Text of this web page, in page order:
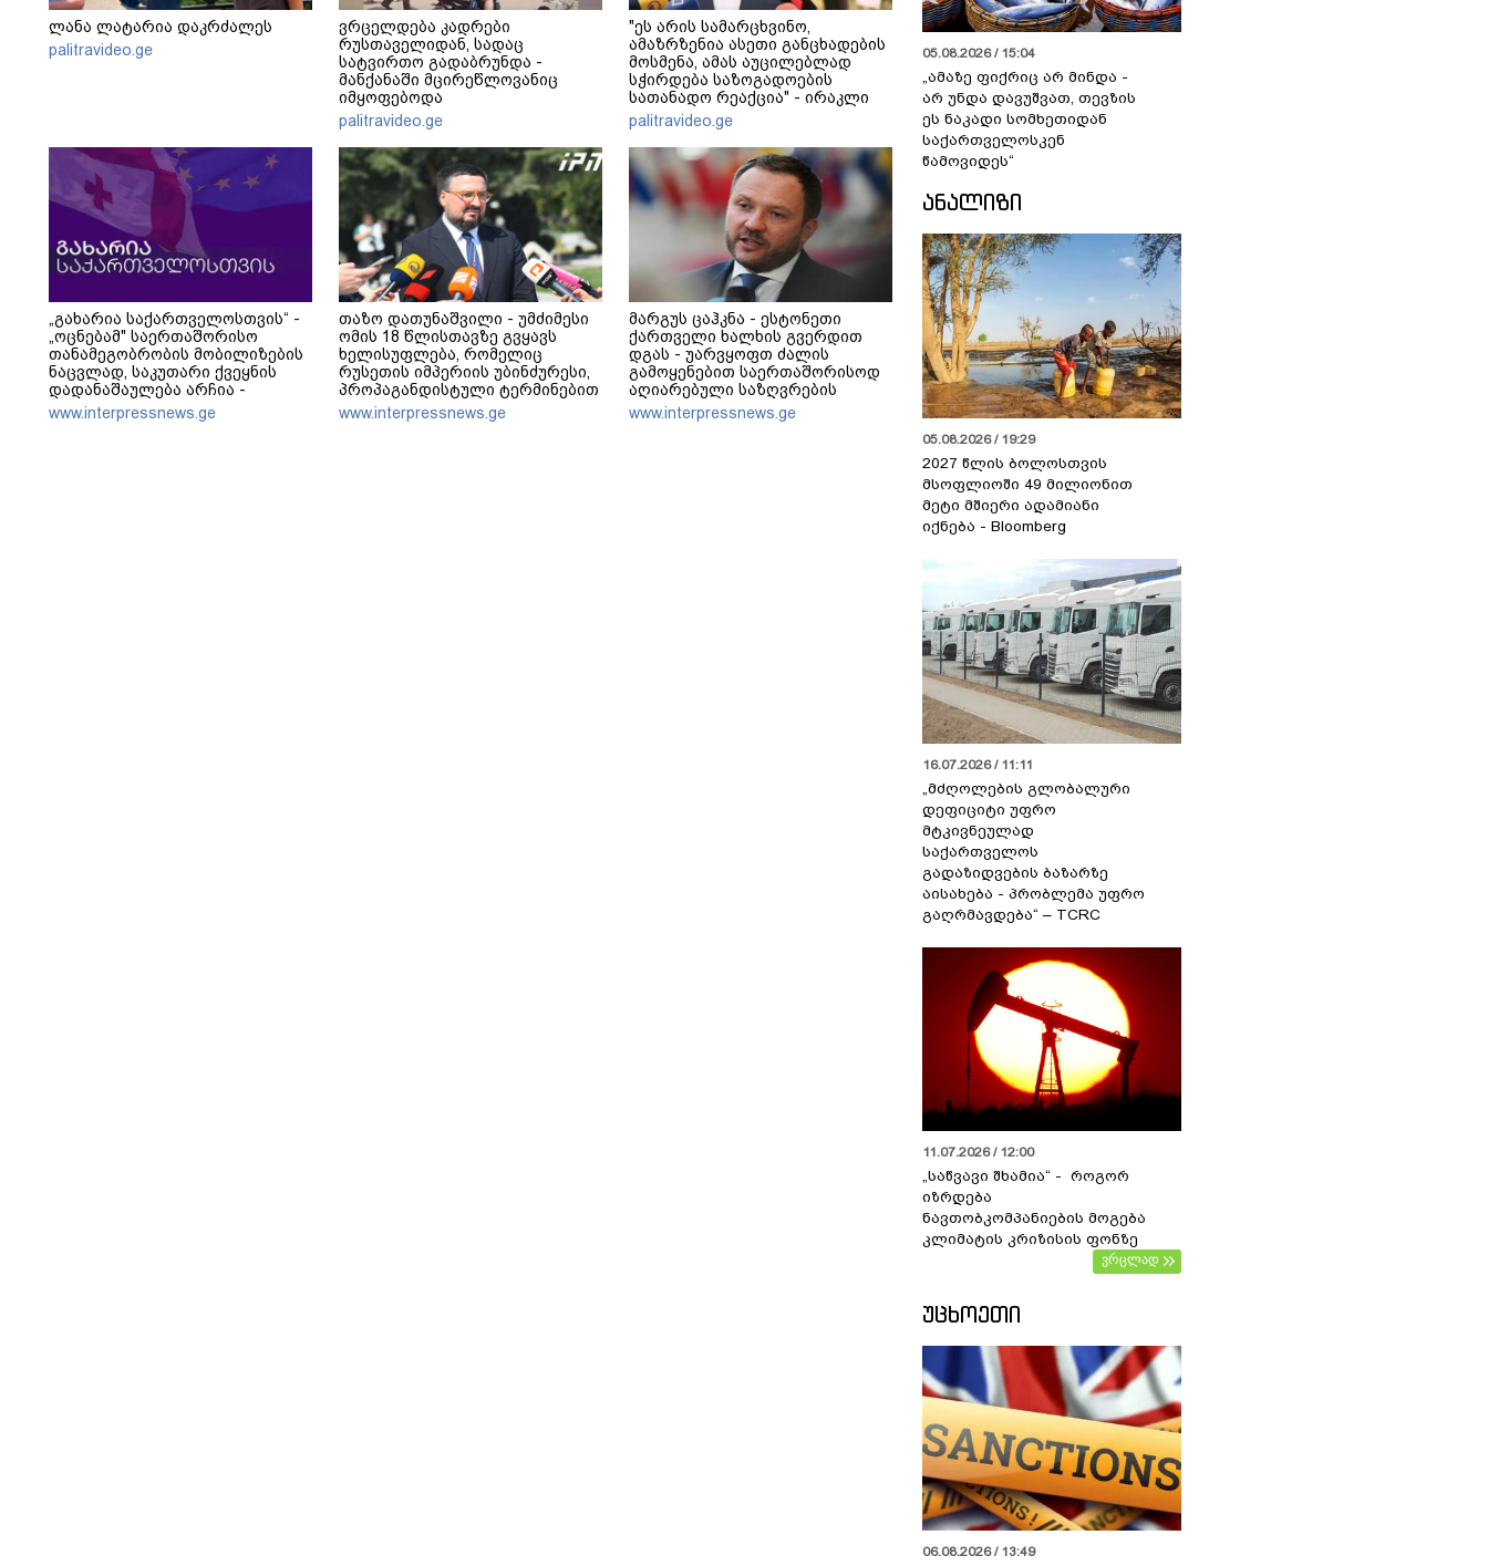
ლანა ლატარია დაკრძალეს
palitravideo.ge
ვრცელდება კადრები
რუსთაველიდან, სადაც
სატვირთო გადაბრუნდა -
მანქანაში მცირეწლოვანიც
იმყოფებოდა
palitravideo.ge
"ეს არის სამარცხვინო,
ამაზრზენია ასეთი განცხადების
მოსმენა, ამას აუცილებლად
სჭირდება საზოგადოების
სათანადო რეაქცია" - ირაკლი
კობახიძე
palitravideo.ge
„გახარია საქართველოსთვის“ -
„ოცნებამ" საერთაშორისო
თანამეგობრობის მობილიზების
ნაცვლად, საკუთარი ქვეყნის
დადანაშაულება არჩია -
ცინიკურია, რომ ოკუპაციასა და
ოკუპაციის მსხვერპლ
www.interpressnews.ge
თაზო დათუნაშვილი - უმძიმესი
ომის 18 წლისთავზე გვყავს
ხელისუფლება, რომელიც
რუსეთის იმპერიის უბინძურესი,
პროპაგანდისტული ტერმინებით
ემუქრება მოქალაქეებს ციხით,
რომ არ უყვართ მტერი - ჩვენ
www.interpressnews.ge
მარგუს ცაჰკნა - ესტონეთი
ქართველი ხალხის გვერდით
დგას - უარვყოფთ ძალის
გამოყენებით საერთაშორისოდ
აღიარებული საზღვრების
შეცვლის ნებისმიერ მცდელობას
www.interpressnews.ge
05.08.2026 / 15:04
„ამაზე ფიქრიც არ მინდა -
არ უნდა დავუშვათ, თევზის
ეს ნაკადი სომხეთიდან
საქართველოსკენ
წამოვიდეს“
ᲐᲜᲐᲚᲘᲖᲘ
05.08.2026 / 19:29
2027 წლის ბოლოსთვის
მსოფლიოში 49 მილიონით
მეტი მშიერი ადამიანი
იქნება - Bloomberg
16.07.2026 / 11:11
„მძღოლების გლობალური
დეფიციტი უფრო
მტკივნეულად
საქართველოს
გადაზიდვების ბაზარზე
აისახება - პრობლემა უფრო
გაღრმავდება“ – TCRC
11.07.2026 / 12:00
„საწვავი შხამია“ - როგორ
იზრდება
ნავთობკომპანიების მოგება
კლიმატის კრიზისის ფონზე
ვრცლად
ᲣᲪᲮᲝᲔᲗᲘ
06.08.2026 / 13:49